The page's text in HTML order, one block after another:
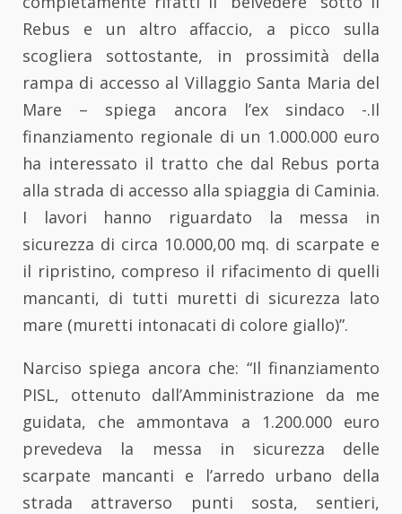
Rebus e un altro affaccio, a picco sulla
scogliera sottostante, in prossimità della
rampa di accesso al Villaggio Santa Maria del
Mare – spiega ancora l’ex sindaco -.Il
finanziamento regionale di un 1.000.000 euro
ha interessato il tratto che dal Rebus porta
alla strada di accesso alla spiaggia di Caminia.
I lavori hanno riguardato la messa in
sicurezza di circa 10.000,00 mq. di scarpate e
il ripristino, compreso il rifacimento di quelli
mancanti, di tutti muretti di sicurezza lato
mare (muretti intonacati di colore giallo)”.
Narciso spiega ancora che: “Il finanziamento
PISL, ottenuto dall’Amministrazione da me
guidata, che ammontava a 1.200.000 euro
prevedeva la messa in sicurezza delle
scarpate mancanti e l’arredo urbano della
strada attraverso punti sosta, sentieri,